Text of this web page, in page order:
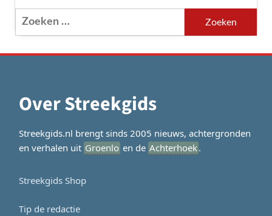
Zoeken
naar:
Over Streekgids
Streekgids.nl brengt sinds 2005 nieuws, achtergronden
en verhalen uit Groenlo en de Achterhoek.
Streekgids Shop
Tip de redactie